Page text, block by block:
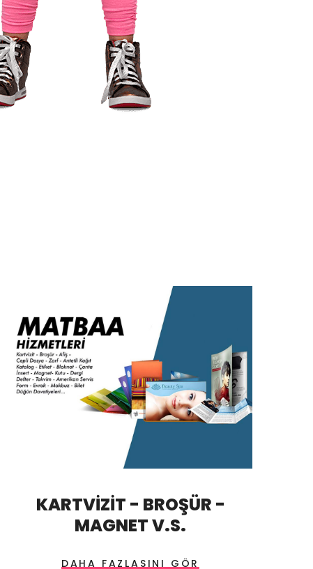
KARTVİZİT - BROŞÜR -
MAGNET V.S.
DAHA FAZLASINI GÖR